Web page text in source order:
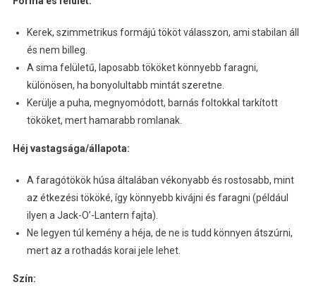
Kerek, szimmetrikus formájú tököt válasszon, ami stabilan áll
és nem billeg.
A sima felületű, laposabb tököket könnyebb faragni,
különösen, ha bonyolultabb mintát szeretne.
Kerülje a puha, megnyomódott, barnás foltokkal tarkított
tököket, mert hamarabb romlanak.
Héj vastagsága/állapota:
A faragótökök húsa általában vékonyabb és rostosabb, mint
az étkezési tököké, így könnyebb kivájni és faragni (például
ilyen a Jack-O’-Lantern fajta).
Ne legyen túl kemény a héja, de ne is tudd könnyen átszúrni,
mert az a rothadás korai jele lehet.
Szín: